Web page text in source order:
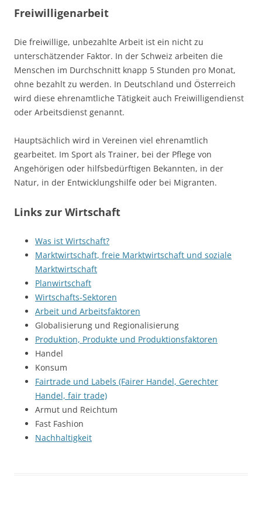
Freiwilligenarbeit
Die freiwillige, unbezahlte Arbeit ist ein nicht zu
unterschätzender Faktor. In der Schweiz arbeiten die
Menschen im Durchschnitt knapp 5 Stunden pro Monat,
ohne bezahlt zu werden. In Deutschland und Österreich
wird diese ehrenamtliche Tätigkeit auch Freiwilligendienst
oder Arbeitsdienst genannt.
Hauptsächlich wird in Vereinen viel ehrenamtlich
gearbeitet. Im Sport als Trainer, bei der Pflege von
Angehörigen oder hilfsbedürftigen Bekannten, in der
Natur, in der Entwicklungshilfe oder bei Migranten.
Links zur Wirtschaft
Was ist Wirtschaft?
Marktwirtschaft, freie Marktwirtschaft und soziale
Marktwirtschaft
Planwirtschaft
Wirtschafts-Sektoren
Arbeit und Arbeitsfaktoren
Globalisierung und Regionalisierung
Produktion, Produkte und Produktionsfaktoren
Handel
Konsum
Fairtrade und Labels (Fairer Handel, Gerechter
Handel, fair trade)
Armut und Reichtum
Fast Fashion
Nachhaltigkeit